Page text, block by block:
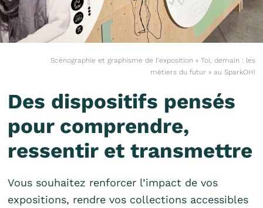
Scénographie et graphisme de l’exposition « Toi, demain : les
métiers du futur » au SparkOH!
Des dispositifs pensés
pour comprendre,
ressentir et transmettre
Vous souhaitez renforcer l’impact de vos
expositions, rendre vos collections accessibles